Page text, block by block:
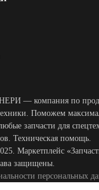
— компания по
Поможем
запчасти для
Техническая помощь.
Маркетплейс
защищены.
персональных